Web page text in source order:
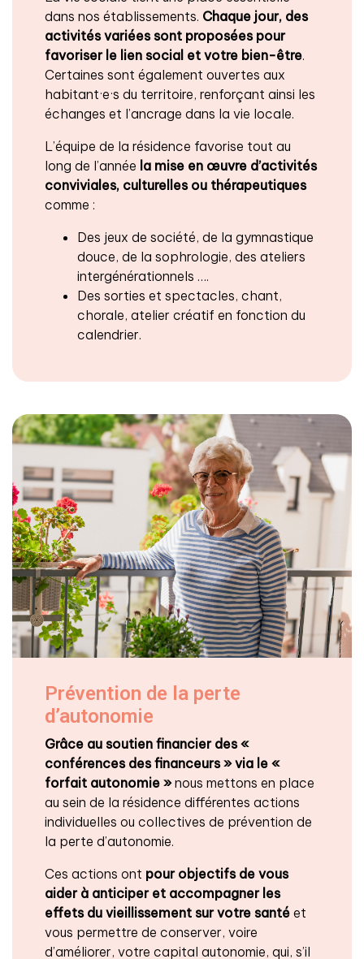
dans nos établissements. Chaque jour, des
activités variées sont proposées pour
favoriser le lien social et votre bien-être.
Certaines sont également ouvertes aux
habitant·e·s du territoire, renforçant ainsi les
échanges et l’ancrage dans la vie locale.
L’équipe de la résidence favorise tout au
long de l’année la mise en œuvre d’activités
conviviales, culturelles ou thérapeutiques
comme :
Des jeux de société, de la gymnastique
douce, de la sophrologie, des ateliers
intergénérationnels ….
Des sorties et spectacles, chant,
chorale, atelier créatif en fonction du
calendrier.
Prévention de la perte
d’autonomie
Grâce au soutien financier des «
conférences des financeurs » via le «
forfait autonomie »nous mettons en place
au sein de la résidence différentes actions
individuelles ou collectives de prévention de
la perte d’autonomie.
Ces actions ont pour objectifs de vous
aider à anticiper et accompagner les
effets du vieillissement sur votre santé et
vous permettre de conserver, voire
d’améliorer, votre capital autonomie, qui, s’il